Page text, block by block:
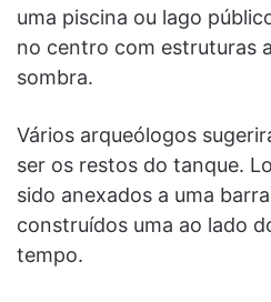
uma piscina ou lago
no centro com estruturas
sombra.
Vários arqueólogos
ser os restos do tanque.
sido anexados a uma
construídos uma ao lado
tempo.